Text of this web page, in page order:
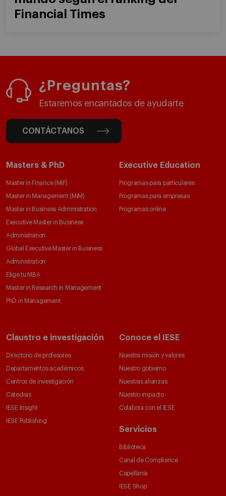
Financial Times
¿Preguntas?
Estaremos encantados de ayudarte
CONTÁCTANOS
Masters & PhD
Master in Finance (MiF)
Master in Management (MiM)
Master in Business Administration
Executive Master in Business
Administration
Global Executive Master in Business
Administration
Elige tu MBA
Master in Research in Management
PhD in Management
Executive Education
Programas para particulares
Programas para empresas
Programas online
Claustro e investigación
Directorio de profesores
Departamentos académicos
Centros de investigación
Cátedras
IESE Insight
IESE Publishing
Conoce el IESE
Nuestra misión y valores
Nuestro gobierno
Nuestras alianzas
Nuestro impacto
Colabora con el IESE
Servicios
Biblioteca
Canal de Compliance
Capellanía
IESE Shop